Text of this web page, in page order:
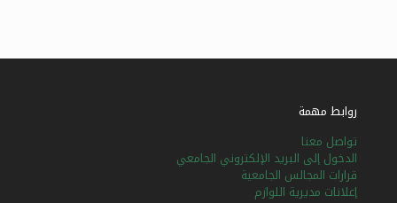
روابط مهمة
تواصل معنا
الدخول إلى البريد الإلكتروني الجامعي
قرارات المجالس الجامعية
إعلانات مديرية اللوازم